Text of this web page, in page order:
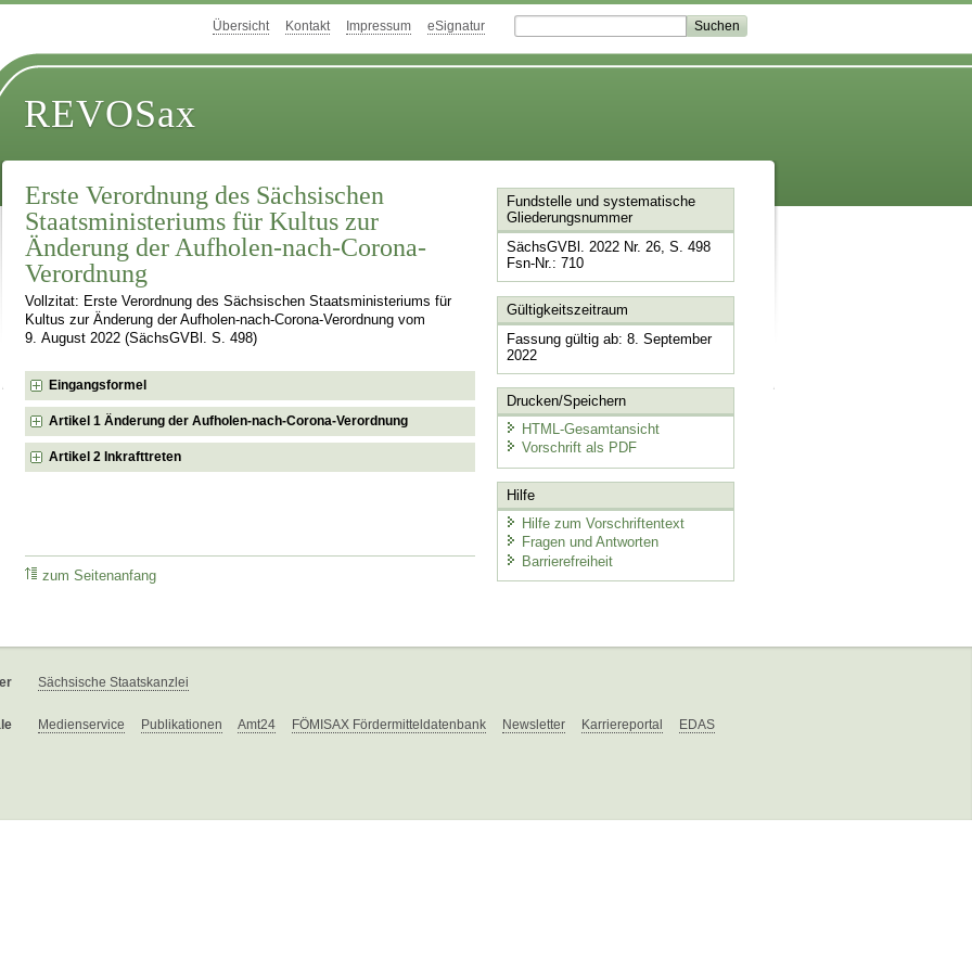
Übersicht Kontakt Impressum eSignatur
REVOSax
Erste Verordnung des Sächsischen
Staatsministeriums für Kultus zur
Änderung der Aufholen-nach-Corona-
Verordnung
Vollzitat: Erste Verordnung des Sächsischen Staatsministeriums für
Kultus zur Änderung der Aufholen-nach-Corona-Verordnung vom
9. August 2022 (SächsGVBl. S. 498)
Eingangsformel
Artikel 1 Änderung der Aufholen-nach-Corona-Verordnung
Artikel 2 Inkrafttreten
zum Seitenanfang
Fundstelle und systematische
Gliederungsnummer
SächsGVBl. 2022 Nr. 26, S. 498
Fsn-Nr.: 710
Gültigkeitszeitraum
Fassung gültig ab: 8. September
2022
Drucken/Speichern
HTML-Gesamtansicht
Vorschrift als PDF
Hilfe
Hilfe zum Vorschriftentext
Fragen und Antworten
Barrierefreiheit
Sächsische Staatskanzlei
Medienservice Publikationen Amt24 FÖMISAX Fördermitteldatenbank Newsletter Karriereportal EDAS